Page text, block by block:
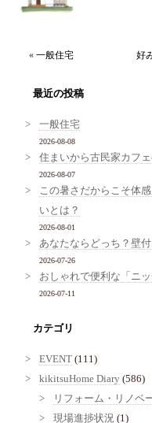
«一般住宅 好
最近の投稿
一般住宅
2026-08-08
住まいから古民家カ
2026-08-07
この暑さだからこそ体
いとは？
2026-08-01
あなたならどっち？壁
2026-07-26
おしゃれで便利な「ニ
2026-07-11
カテゴリ
EVENT (111)
kikitsuHome Diary (586)
リフォーム・リノベ
現場進捗状況 (1)